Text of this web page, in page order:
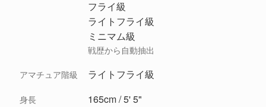
フライ級
ライトフライ級
ミニマム級
戦歴から自動抽出
アマチュア階級 ライトフライ級
身長 165cm / 5' 5"